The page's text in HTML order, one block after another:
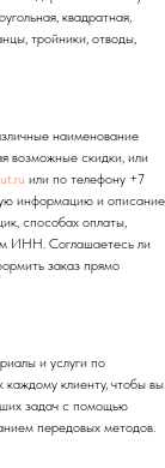
квадратная,
тройники, отводы,
наименование
возможные скидки, или
или по телефону +7
информацию и описание
способах оплаты,
ИНН. Соглашаетесь ли
заказ прямо
и услуги по
клиенту, чтобы вы
задач с помощью
передовых методов.